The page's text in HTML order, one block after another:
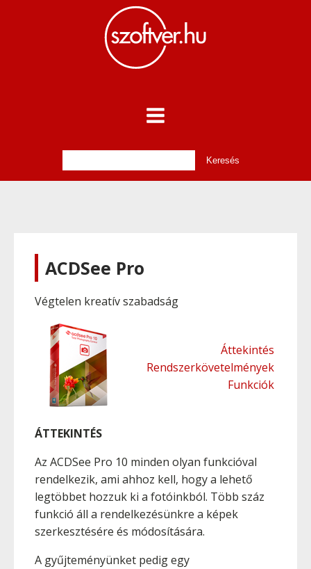
ACDSee Pro
Végtelen kreatív szabadság
Áttekintés
Rendszerkövetelmények
Funkciók
ÁTTEKINTÉS
Az ACDSee Pro 10 minden olyan funkcióval
rendelkezik, ami ahhoz kell, hogy a lehető
legtöbbet hozzuk ki a fotóinkból. Több száz
funkció áll a rendelkezésünkre a képek
szerkesztésére és módosítására.
A gyűjteményünket pedig egy